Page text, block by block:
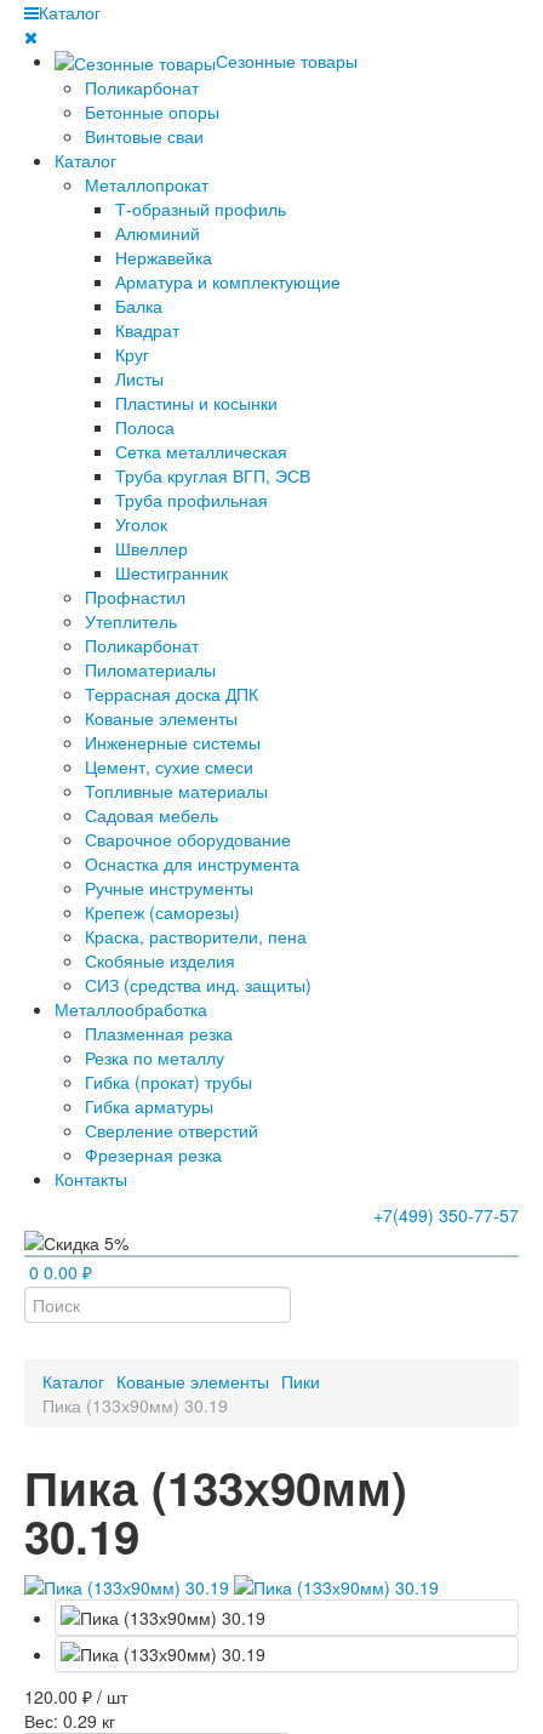
Каталог
Сезонные товары
Поликарбонат
Бетонные опоры
Винтовые сваи
Каталог
Металлопрокат
Т-образный профиль
Алюминий
Нержавейка
Арматура и комплектующие
Балка
Квадрат
Круг
Листы
Пластины и косынки
Полоса
Сетка металлическая
Труба круглая ВГП, ЭСВ
Труба профильная
Уголок
Швеллер
Шестигранник
Профнастил
Утеплитель
Поликарбонат
Пиломатериалы
Террасная доска ДПК
Кованые элементы
Инженерные системы
Цемент, сухие смеси
Топливные материалы
Садовая мебель
Сварочное оборудование
Оснастка для инструмента
Ручные инструменты
Крепеж (саморезы)
Краска, растворители, пена
Скобяные изделия
СИЗ (средства инд. защиты)
Металлообработка
Плазменная резка
Резка по металлу
Гибка (прокат) трубы
Гибка арматуры
Сверление отверстий
Фрезерная резка
Контакты
+7(499) 350-77-57
0 0.00 ₽
Каталог Кованые элементы Пики
Пика (133х90мм) 30.19
Пика (133х90мм)
30.19
120.00 ₽ / шт
Вес: 0.29 кг